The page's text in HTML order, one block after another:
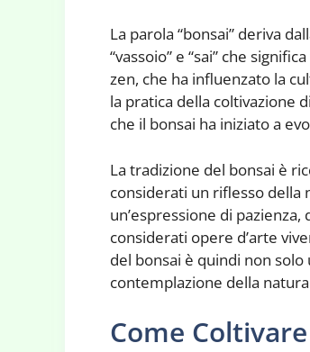
La parola “bonsai” deriva
“vassoio” e “sai” che
zen, che ha influenzato la
la pratica della coltivazione
che il bonsai ha iniziato a
La tradizione del bonsai è
considerati un riflesso della
un’espressione di
considerati opere d’arte
del bonsai è quindi non
contemplazione della
Come